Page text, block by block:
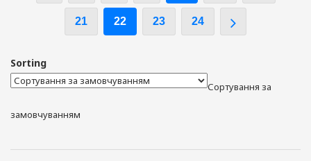
21 22 23 24
Sorting
Сортування за
замовчуванням